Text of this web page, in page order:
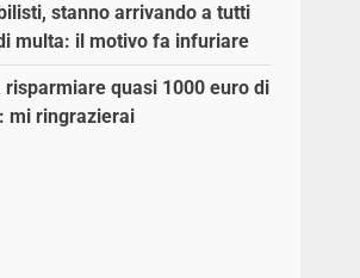
stanno arrivando a tutti
multa: il motivo fa infuriare
risparmiare quasi 1000 euro di
mi ringrazierai